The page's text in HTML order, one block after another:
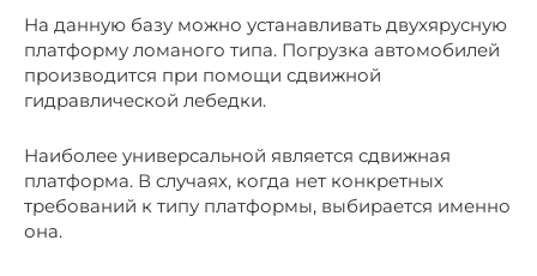
На данную базу можно устанавливать двухярусную
платформу ломаного типа. Погрузка автомобилей
производится при помощи сдвижной
гидравлической лебедки.
Наиболее универсальной является сдвижная
платформа. В случаях, когда нет конкретных
требований к типу платформы, выбирается именно
она.